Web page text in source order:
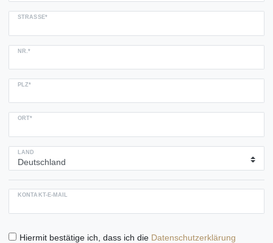
STRASSE*
NR.*
PLZ*
ORT*
LAND
KONTAKT-E-MAIL
Hiermit bestätige ich, dass ich die Daten­schutz­erklärung